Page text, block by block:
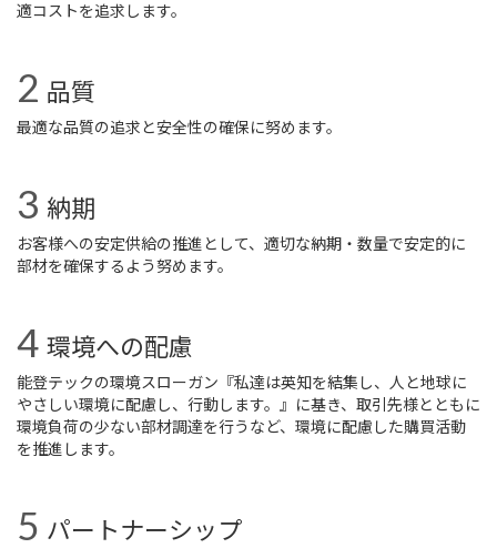
適コストを追求します。
品質
最適な品質の追求と安全性の確保に努めます。
納期
お客様への安定供給の推進として、適切な納期・数量で安定的に
部材を確保するよう努めます。
環境への配慮
能登テックの環境スローガン『私達は英知を結集し、人と地球に
やさしい環境に配慮し、行動します。』に基き、 取引先様とともに
環境負荷の少ない部材調達を行うなど、環境に配慮した購買活動
を推進します。
パートナーシップ